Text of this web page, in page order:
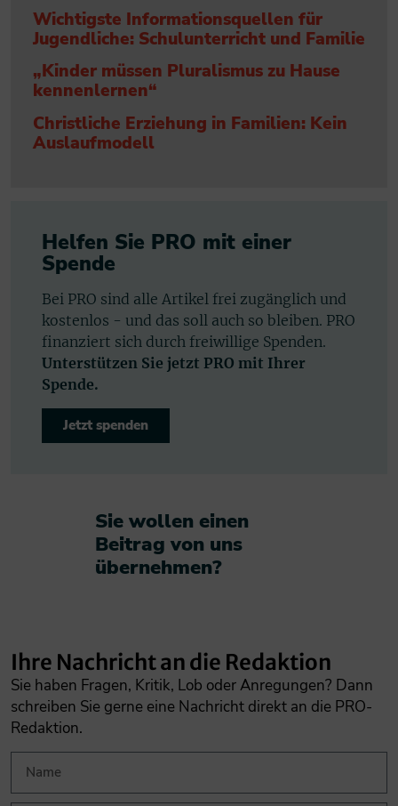
Wichtigste Informationsquellen für
Jugendliche: Schulunterricht und Familie
„Kinder müssen Pluralismus zu Hause
kennenlernen“
Christliche Erziehung in Familien: Kein
Auslaufmodell
Helfen Sie PRO mit einer
Spende
Bei PRO sind alle Artikel frei zugänglich und
kostenlos - und das soll auch so bleiben. PRO
finanziert sich durch freiwillige Spenden.
Unterstützen Sie jetzt PRO mit Ihrer
Spende.
Jetzt spenden
Sie wollen einen
Beitrag von uns
übernehmen?​
Ihre Nachricht an die Redaktion
Sie haben Fragen, Kritik, Lob oder Anregungen? Dann
schreiben Sie gerne eine Nachricht direkt an die PRO-
Redaktion.